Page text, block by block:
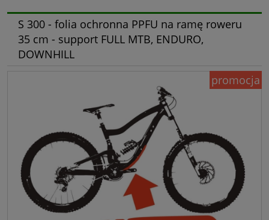
S 300 - folia ochronna PPFU na ramę roweru
35 cm - support FULL MTB, ENDURO,
DOWNHILL
promocja